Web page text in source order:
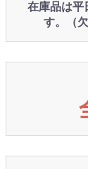
在庫品は平
す。（